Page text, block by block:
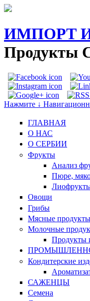
ИМПОРТ
Продукты
Нажмите ↓
ГЛАВНАЯ
О НАС
O СЕРБИИ
Фрукты
Анализ
Пюре,
Овощи
Грибы
Мясные продукты
Молочные
Продукты
Кондитерские
САЖЕНЦЫ
Семена